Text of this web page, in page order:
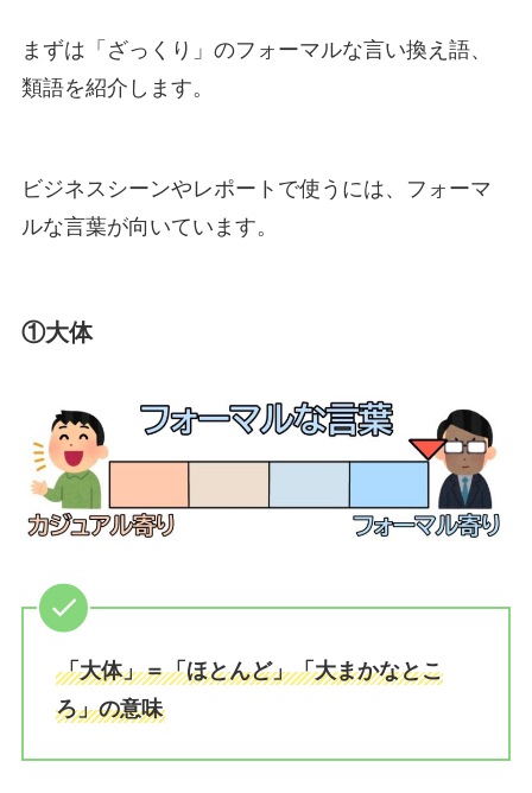
まずは「ざっくり」のフォーマルな言い換え語、
類語を紹介します。
ビジネスシーンやレポートで使うには、フォーマ
ルな言葉が向いています。
①大体
「大体」＝「ほとんど」「大まかなとこ
ろ」の意味